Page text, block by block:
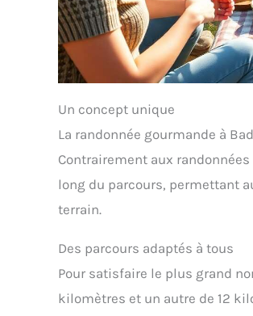
Un concept unique
La randonnée gourmande à
Contrairement aux
long du parcours, permettant
terrain.
Des parcours adaptés à tous
Pour satisfaire le plus grand
kilomètres et un autre de 12